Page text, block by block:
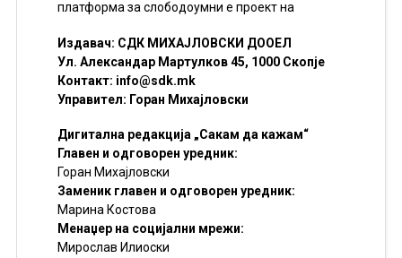
платформа за слободоумни е проект на
Издавач: СДК МИХАЈЛОВСКИ ДООЕЛ
Ул. Александар Мартулков 45, 1000 Скопје
Контакт: info@sdk.mk
Управител: Горан Михајловски
Дигитална редакција „Сакам да кажам“
Главен и одговорен уредник:
Горан Михајловски
Заменик главен и одговорен уредник:
Марина Костова
Менаџер на социјални мрежи:
Мирослав Илиоски